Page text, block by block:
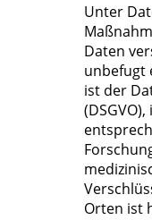
Unter
Daten
unbefugt
ist der
Orten ist